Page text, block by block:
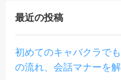
最近の投稿
初めてのキャバクラで
の流れ、会話マナーを